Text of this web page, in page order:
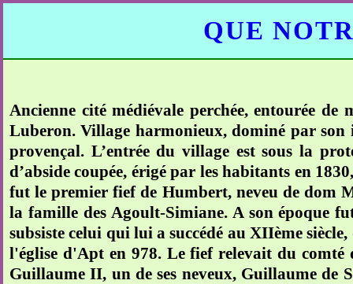
QUE
Ancienne cité médiévale perchée, entourée
Luberon. Village harmonieux, dominé par son
provençal. L’entrée du village est sous la
d’abside coupée, érigé par les habitants en
fut le premier fief de Humbert, neveu de dom
la famille des Agoult-Simiane. A son époque
subsiste celui qui lui a succédé au XIIème
l'église d'Apt en 978. Le fief relevait du
Guillaume II, un de ses neveux, Guillaume de